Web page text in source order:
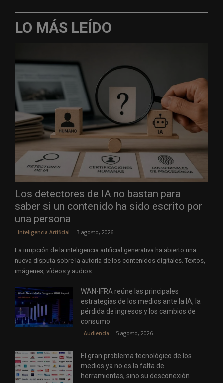
LO MÁS LEÍDO
Los detectores de IA no bastan para
saber si un contenido ha sido escrito por
una persona
Inteligencia Artificial 3 agosto, 2026
La irrupción de la inteligencia artificial generativa ha abierto una
nueva disputa sobre la autoría de los contenidos digitales. Textos,
imágenes, vídeos y audios...
WAN-IFRA reúne las principales
estrategias de los medios ante la IA, la
pérdida de ingresos y los cambios de
consumo
Audiencia 5 agosto, 2026
El gran problema tecnológico de los
medios ya no es la falta de
herramientas, sino su desconexión